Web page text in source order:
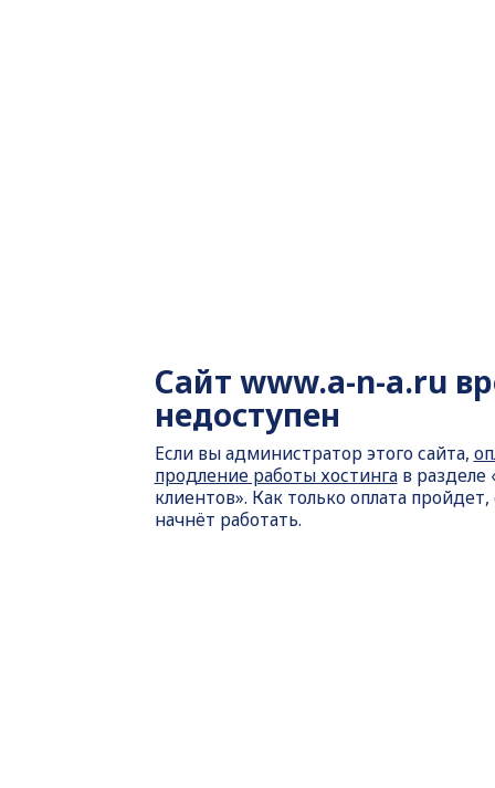
Сайт www.a-n-a.ru
недоступен
Если вы администратор этого сайта,
продление работы хостингав разделе
клиентов». Как только оплата пройдет,
начнёт работать.